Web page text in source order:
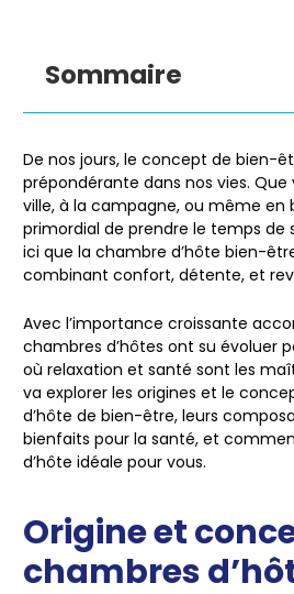
Sommaire
De nos jours, le concept de bien-
prépondérante dans nos vies. Que
ville, à la campagne, ou même en
primordial de prendre le temps de
ici que la chambre d’hôte bien-
combinant confort, détente, et
Avec l’importance croissante
chambres d’hôtes ont su évoluer
où relaxation et santé sont les
va explorer les origines et le
d’hôte de bien-être, leurs
bienfaits pour la santé, et
d’hôte idéale pour vous.
Origine et
chambres